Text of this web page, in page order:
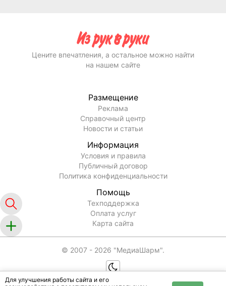
Для улучшения работы сайта и его
Цените впечатления, а остальное можно найти
на нашем сайте
Размещение
Реклама
Справочный центр
Новости и статьи
Информация
Условия и правила
Публичный договор
Политика конфиденциальности
Помощь
Техподдержка
Оплата услуг
Карта сайта
© 2007 - 2026 "МедиаШарм".